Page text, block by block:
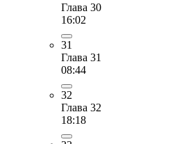
Глава 30
16:02
31
Глава 31
08:44
32
Глава 32
18:18